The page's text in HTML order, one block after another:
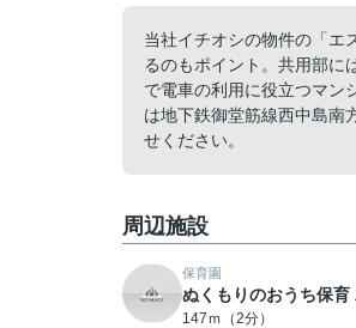
当社イチオシの物件の「エ
るのもポイント。共用部に
で電車の利用に役立つマン
は地下鉄御堂筋線西中島南
せください。
周辺施設
保育園
ぬくもりのおうち保育
147ｍ（2分）